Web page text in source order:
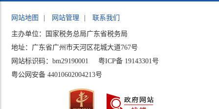
网站地图 网站管理 联系我们
主办单位：国家税务总局广东省税务局
地址：广东省广州市天河区花城大道767号
网站标识码：bm29190001
粤ICP备 19143301号
粤公网安备 44010602004213号